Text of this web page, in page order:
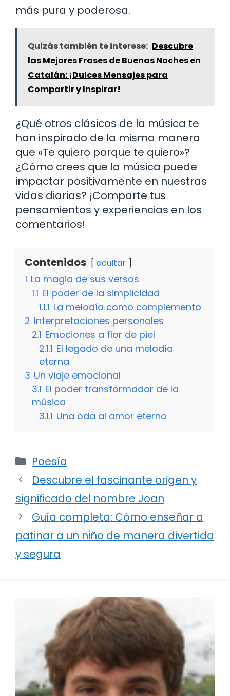
más pura y poderosa.
Quizás también te interese: Descubre
las Mejores Frases de Buenas Noches en
Catalán: ¡Dulces Mensajes para
Compartir y Inspirar!
¿Qué otros clásicos de la música te
han inspirado de la misma manera
que «Te quiero porque te quiero»?
¿Cómo crees que la música puede
impactar positivamente en nuestras
vidas diarias? ¡Comparte tus
pensamientos y experiencias en los
comentarios!
Contenidos ocultar
1 La magia de sus versos
1.1 El poder de la simplicidad
1.1.1 La melodía como complemento
2 Interpretaciones personales
2.1 Emociones a flor de piel
2.1.1 El legado de una melodía
eterna
3 Un viaje emocional
3.1 El poder transformador de la
música
3.1.1 Una oda al amor eterno
Categorías
Poesía
Descubre el fascinante origen y
significado del nombre Joan
Guía completa: Cómo enseñar a
patinar a un niño de manera divertida
y segura